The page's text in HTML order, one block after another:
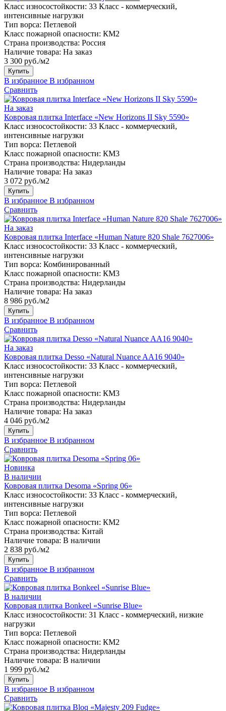
Класс износостойкости: 33 Класс - коммерческий,
интенсивные нагрузки
Тип ворса: Петлевой
Класс пожарной опасности: КМ2
Страна производства: Россия
Наличие товара: На заказ
3 300 руб./м2
Купить
В избранное В избранном
Сравнить
На заказ
Ковровая плитка Interface «New Horizons II Sky 5590»
Класс износостойкости: 33 Класс - коммерческий,
интенсивные нагрузки
Тип ворса: Петлевой
Класс пожарной опасности: КМ3
Страна производства: Нидерланды
Наличие товара: На заказ
3 072 руб./м2
Купить
В избранное В избранном
Сравнить
На заказ
Ковровая плитка Interface «Human Nature 820 Shale 7627006»
Класс износостойкости: 33 Класс - коммерческий,
интенсивные нагрузки
Тип ворса: Комбинированный
Класс пожарной опасности: КМ3
Страна производства: Нидерланды
Наличие товара: На заказ
8 986 руб./м2
Купить
В избранное В избранном
Сравнить
На заказ
Ковровая плитка Desso «Natural Nuance AA16 9040»
Класс износостойкости: 33 Класс - коммерческий,
интенсивные нагрузки
Тип ворса: Петлевой
Класс пожарной опасности: КМ3
Страна производства: Нидерланды
Наличие товара: На заказ
4 046 руб./м2
Купить
В избранное В избранном
Сравнить
Новинка
В наличии
Ковровая плитка Desoma «Spring 06»
Класс износостойкости: 33 Класс - коммерческий,
интенсивные нагрузки
Тип ворса: Петлевой
Класс пожарной опасности: КМ2
Страна производства: Китай
Наличие товара: В наличии
2 838 руб./м2
Купить
В избранное В избранном
Сравнить
В наличии
Ковровая плитка Bonkeel «Sunrise Blue»
Класс износостойкости: 31 Класс - коммерческий, низкие
нагрузки
Тип ворса: Петлевой
Класс пожарной опасности: КМ2
Страна производства: Нидерланды
Наличие товара: В наличии
1 999 руб./м2
Купить
В избранное В избранном
Сравнить